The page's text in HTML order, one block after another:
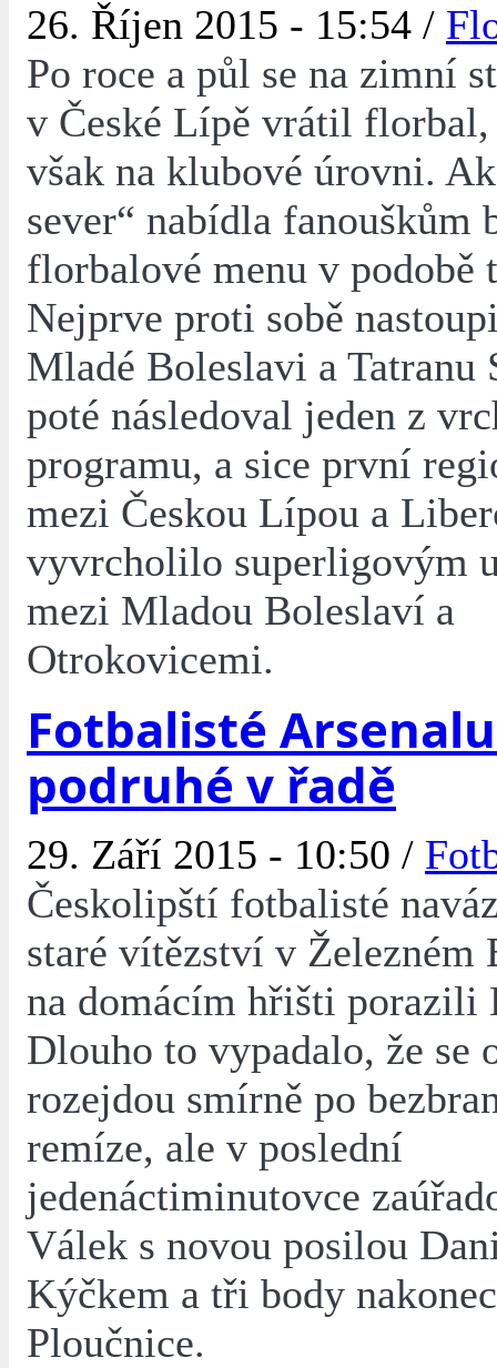
26. Říjen 2015 - 15:54 /
Po roce a půl se na zimní
v České Lípě vrátil
však na klubové úrovni.
sever“ nabídla fanouškům
florbalové menu v podobě
Nejprve proti sobě
Mladé Boleslavi a Tatranu
poté následoval jeden z
programu, a sice první
mezi Českou Lípou a
vyvrcholilo superligovým
mezi Mladou Boleslaví a
Otrokovicemi.
Fotbalisté
podruhé v řadě
29. Září 2015 - 10:50 /
Českolipští fotbalisté
staré vítězství v Železném
na domácím hřišti porazili
Dlouho to vypadalo, že se
rozejdou smírně po
remíze, ale v poslední
jedenáctiminutovce
Válek s novou posilou
Kýčkem a tři body
Ploučnice.